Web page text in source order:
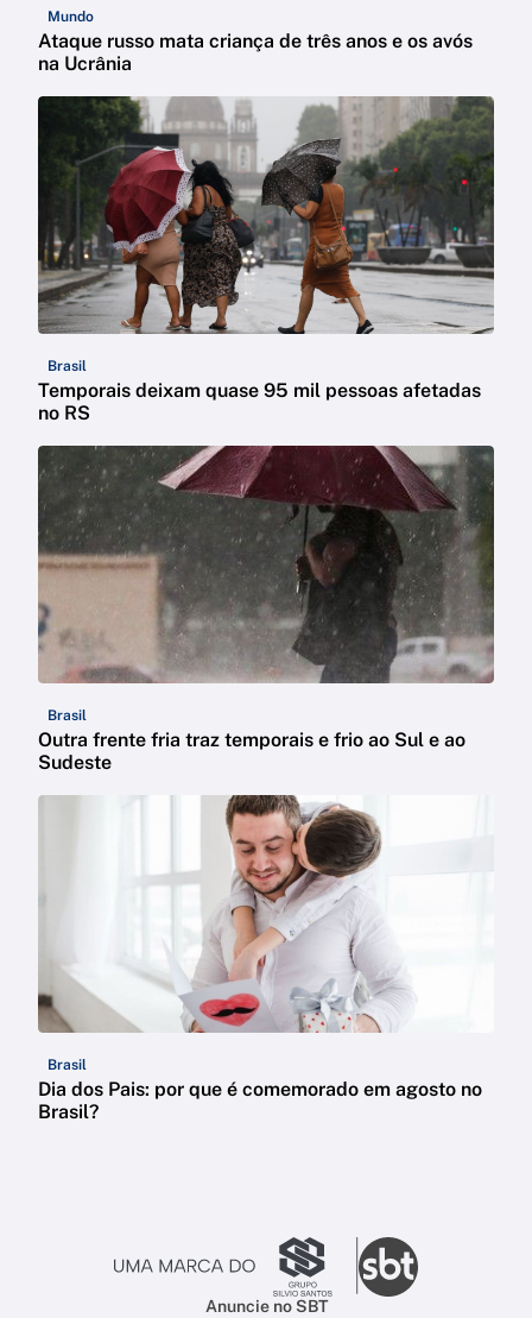
Mundo
Ataque russo mata criança de três anos e os avós
na Ucrânia
Brasil
Temporais deixam quase 95 mil pessoas afetadas
no RS
Brasil
Outra frente fria traz temporais e frio ao Sul e ao
Sudeste
Brasil
Dia dos Pais: por que é comemorado em agosto no
Brasil?
Anuncie no SBT